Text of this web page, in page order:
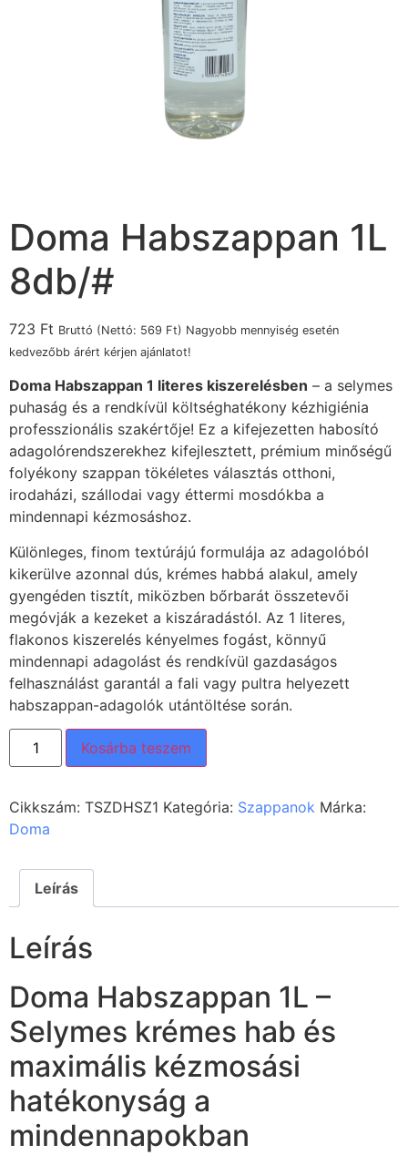
Doma Habszappan 1L
8db/#
723 Ft Bruttó (Nettó: 569 Ft) Nagyobb mennyiség esetén
kedvezőbb árért kérjen ajánlatot!
Doma Habszappan 1 literes kiszerelésben – a selymes
puhaság és a rendkívül költséghatékony kézhigiénia
professzionális szakértője! Ez a kifejezetten habosító
adagolórendszerekhez kifejlesztett, prémium minőségű
folyékony szappan tökéletes választás otthoni,
irodaházi, szállodai vagy éttermi mosdókba a
mindennapi kézmosáshoz.
Különleges, finom textúrájú formulája az adagolóból
kikerülve azonnal dús, krémes habbá alakul, amely
gyengéden tisztít, miközben bőrbarát összetevői
megóvják a kezeket a kiszáradástól. Az 1 literes,
flakonos kiszerelés kényelmes fogást, könnyű
mindennapi adagolást és rendkívül gazdaságos
felhasználást garantál a fali vagy pultra helyezett
habszappan-adagolók utántöltése során.
Kosárba teszem
Cikkszám: TSZDHSZ1 Kategória: Szappanok Márka:
Doma
Leírás
Leírás
Doma Habszappan 1L –
Selymes krémes hab és
maximális kézmosási
hatékonyság a
mindennapokban